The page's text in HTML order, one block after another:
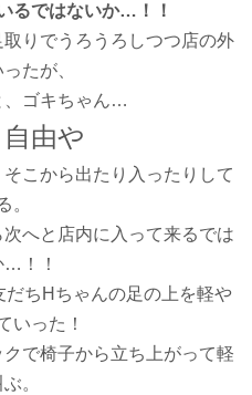
るではないか…！！
りでうろうろしつつ店の外
たが、
、ゴキちゃん…
由や
こから出たり入ったりして
。
へと店内に入って来るでは
…！！
ちHちゃんの足の上を軽や
いった！
で椅子から立ち上がって軽
。